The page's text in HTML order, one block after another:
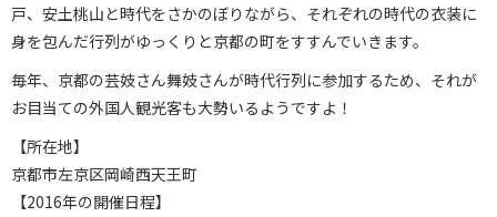
戸、安土桃山と時代をさかのぼりながら、それぞれの時代の衣装に
身を包んだ行列がゆっくりと京都の町をすすんでいきます。
毎年、京都の芸妓さん舞妓さんが時代行列に参加するため、それが
お目当ての外国人観光客も大勢いるようですよ！
【所在地】
京都市左京区岡崎西天王町
【2016年の開催日程】